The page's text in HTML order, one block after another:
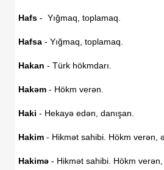
Hafs - Yığmaq, toplamaq.
Hafsa - Yığmaq, toplamaq.
Hakan - Türk hökmdarı.
Hakəm - Hökm verən.
Haki - Hekayə edən, danışan.
Hakim - Hikmət sahibi. Hökm verən,
Hakimə - Hikmət sahibi. Hökm